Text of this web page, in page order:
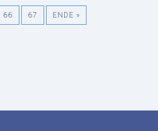
66 67 ENDE »